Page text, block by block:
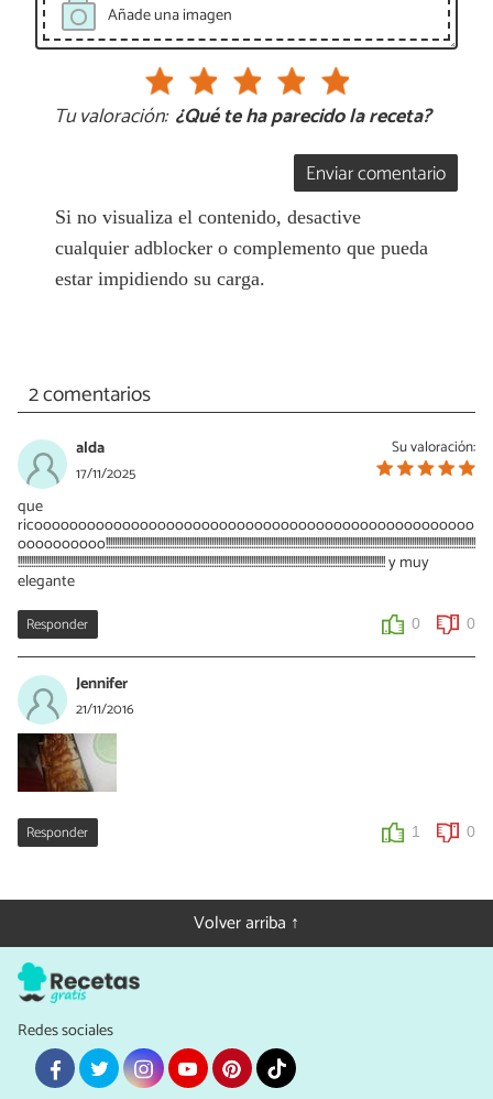
Añade una imagen
Tu valoración: ¿Qué te ha parecido la receta?
Enviar comentario
Si no visualiza el contenido, desactive
cualquier adblocker o complemento que pueda
estar impidiendo su carga.
2 comentarios
Su valoración:
alda
17/11/2025
que
ricoooooooooooooooooooooooooooooooooooooooooooooooooo
oooooooooo!!!!!!!!!!!!!!!!!!!!!!!!!!!!!!!!!!!!!!!!!!!!!!!!!!!!!!!!!!!!!!!!!!!!!!!!!!!!!!!!!!!!!!!!!!!!!!!!!!!!!!!!!!!!!!!!!!!!!!!!!!!!!!!!!!!!!!!!!!!!!!!!!!!!!!!!!!!!!!!!!!!!!!!!
!!!!!!!!!!!!!!!!!!!!!!!!!!!!!!!!!!!!!!!!!!!!!!!!!!!!!!!!!!!!!!!!!!!!!!!!!!!!!!!!!!!!!!!!!!!!!!!!!!!!!!!!!!!!!!!!!!!!!!!!!!!!!!!!!!!!!!!!!!!!!!!!!!!!!!!!!!!!!!!!!!!!!!! y muy
elegante
Responder 0 0
Jennifer
21/11/2016
Responder 1 0
Volver arriba ↑
Redes sociales